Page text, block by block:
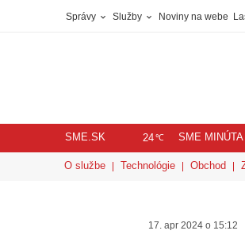
Správy Služby Noviny na webe
SME.SK 24℃ SME MINÚTA
O službe Technológie Obchod
17. apr 2024 o 15:12